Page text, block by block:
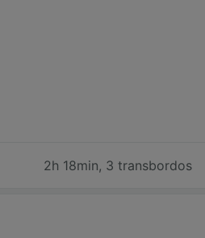
2h 18min, 3 transbordos